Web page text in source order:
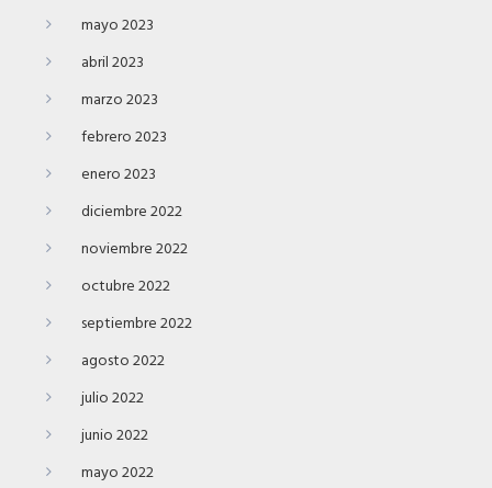
mayo 2023
abril 2023
marzo 2023
febrero 2023
enero 2023
diciembre 2022
noviembre 2022
octubre 2022
septiembre 2022
agosto 2022
julio 2022
junio 2022
mayo 2022